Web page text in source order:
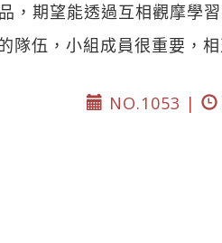
，期望能透過互相觀摩學習
隊伍，小組成員很重要，
NO.1053 |